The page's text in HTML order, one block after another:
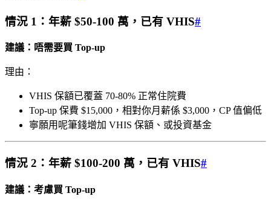
情況 1：年薪 $50-100 萬，已有 VHIS#
建議：唔需要買 Top-up
理由：
VHIS 保額已覆蓋 70-80% 正常住院費
Top-up 保費 $15,000，相對你月薪係 $3,000，CP 值偏低
寧願用呢筆錢增加 VHIS 保額、或投資基金
情況 2：年薪 $100-200 萬，已有 VHIS#
建議：考慮買 Top-up